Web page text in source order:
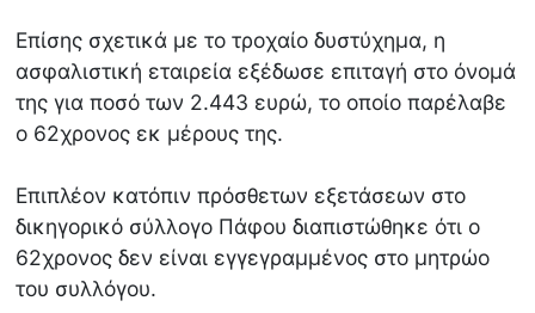
Επίσης σχετικά με το τροχαίο δυστύχημα, η
ασφαλιστική εταιρεία εξέδωσε επιταγή στο όνομά
της για ποσό των 2.443 ευρώ, το οποίο παρέλαβε
ο 62χρονος εκ μέρους της.
Επιπλέον κατόπιν πρόσθετων εξετάσεων στο
δικηγορικό σύλλογο Πάφου διαπιστώθηκε ότι ο
62χρονος δεν είναι εγγεγραμμένος στο μητρώο
του συλλόγου.